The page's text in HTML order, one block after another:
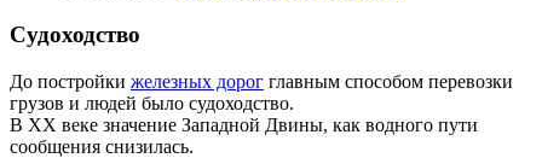
Судоходство
До постройки железных дорог главным способом перевозки
грузов и людей было судоходство.
В XX веке значение Западной Двины, как водного пути
сообщения снизилась.